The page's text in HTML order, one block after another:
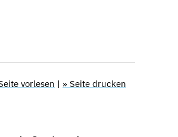
vorlesen | » Seite drucken